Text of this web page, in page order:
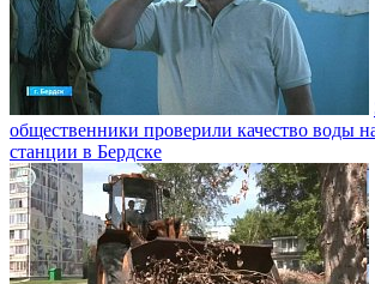
общественники проверили качество воды
станции в Бердске